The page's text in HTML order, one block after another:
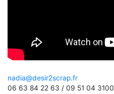
nadia@desir2scrap.fr
06 63 84 22 63 / 09 51 04 3100